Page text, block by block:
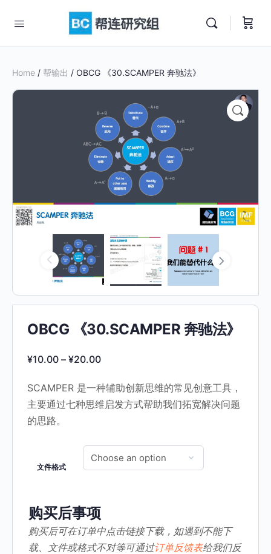
Home / 帮输出 / OBCG 《30.SCAMPER 奔驰法》
OBCG 《30.SCAMPER 奔驰法》
¥10.00 – ¥20.00
SCAMPER 是一种辅助创新思维的常见创意工具，
主要通过七种思维启发方式帮助我们拓宽解决问题
的思路。
文件格式
购买后事项
购买后可在订单中点击链接下载，如遇到不能下
载、文件或格式不对等可通过订单反馈表给我们反